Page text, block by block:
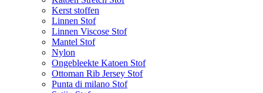
Kerst stoffen
Linnen Stof
Linnen Viscose Stof
Mantel Stof
Nylon
Ongebleekte Katoen Stof
Ottoman Rib Jersey Stof
Punta di milano Stof